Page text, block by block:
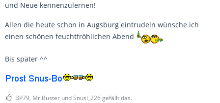
und Neue kennenzulernen!
Allen die heute schon in Augsburg eintrudeln wünsche ich
einen schönen feuchtfröhlichen Abend
Bis später ^^
BP79, Mr.Buster und Snusi_226 gefällt das.